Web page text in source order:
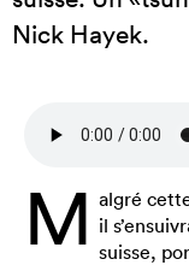
Nick Hayek.
M algré
il
suisse,